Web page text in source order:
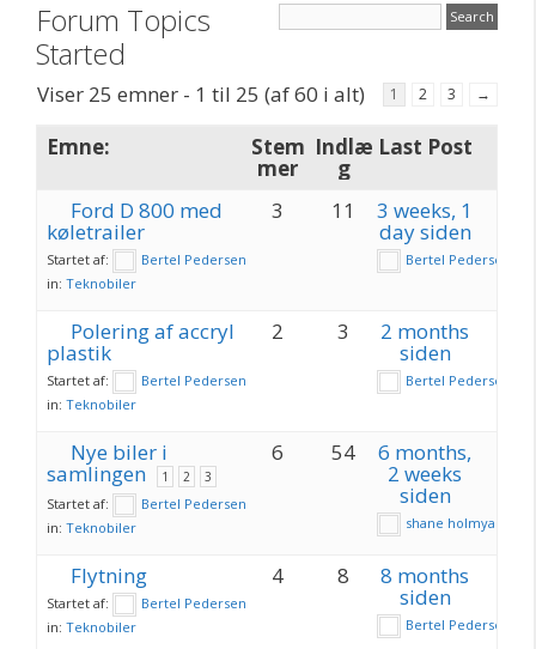
Forum Topics
Started
Viser 25 emner - 1 til 25 (af 60 i alt) 1 2 3 →
Emne: Stem
mer
Indlæ
g
Last Post
Ford D 800 med
køletrailer
Startet af:
Bertel Pedersen
in: Teknobiler
3 11 3 weeks, 1
day siden
Bertel Pedersen
Polering af accryl
plastik
Startet af:
Bertel Pedersen
in: Teknobiler
2 3 2 months
siden
Bertel Pedersen
Nye biler i
samlingen 1 2 3
Startet af:
Bertel Pedersen
in: Teknobiler
6 54 6 months,
2 weeks
siden
shane holmyard
Flytning
Startet af:
Bertel Pedersen
in: Teknobiler
4 8 8 months
siden
Bertel Pedersen